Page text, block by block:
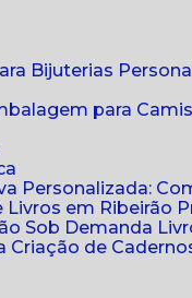
Bijuterias
para
Personalizada:
Livros em Ribeirão
Sob Demanda
Criação de